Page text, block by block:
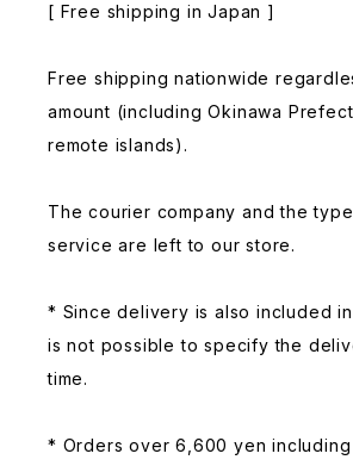
[ Free shipping in Japan ]
Free shipping nationwide
amount (including Okinawa
remote islands).
The courier company and the
service are left to our store.
* Since delivery is also included
is not possible to specify the
time.
* Orders over 6,600 yen